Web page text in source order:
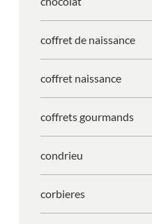
coffret de naissance
coffret naissance
coffrets gourmands
condrieu
corbieres